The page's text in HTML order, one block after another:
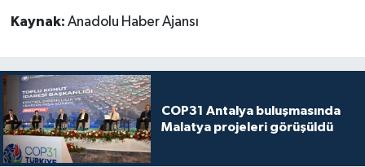
Kaynak: Anadolu Haber Ajansı
COP31 Antalya buluşmasında
Malatya projeleri görüşüldü